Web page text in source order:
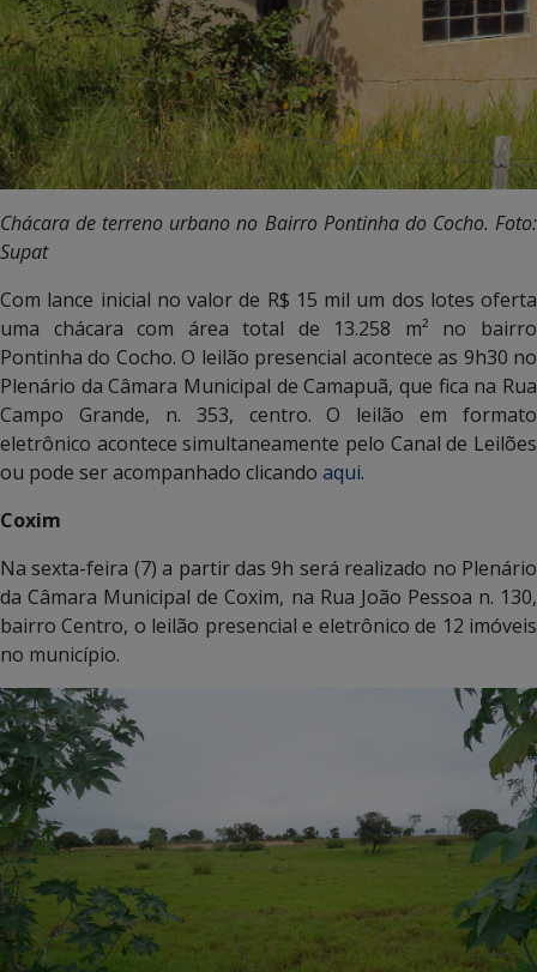
Chácara de terreno urbano no Bairro Pontinha do Cocho. Foto:
Supat
Com lance inicial no valor de R$ 15 mil um dos lotes oferta
uma chácara com área total de 13.258 m² no bairro
Pontinha do Cocho. O leilão presencial acontece as 9h30 no
Plenário da Câmara Municipal de Camapuã, que fica na Rua
Campo Grande, n. 353, centro. O leilão em formato
eletrônico acontece simultaneamente pelo Canal de Leilões
ou pode ser acompanhado clicando aqui.
Coxim
Na sexta-feira (7) a partir das 9h será realizado no Plenário
da Câmara Municipal de Coxim, na Rua João Pessoa n. 130,
bairro Centro, o leilão presencial e eletrônico de 12 imóveis
no município.